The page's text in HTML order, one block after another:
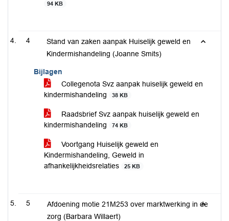
94 KB
4
Stand van zaken aanpak Huiselijk geweld en
Kindermishandeling (Joanne Smits)
Bijlagen
Collegenota Svz aanpak huiselijk geweld en
kindermishandeling
38 KB
Raadsbrief Svz aanpak huiselijk geweld en
kindermishandeling
74 KB
Voortgang Huiselijk geweld en
Kindermishandeling, Geweld in
afhankelijkheidsrelaties
25 KB
5
Afdoening motie 21M253 over marktwerking in de
zorg (Barbara Willaert)